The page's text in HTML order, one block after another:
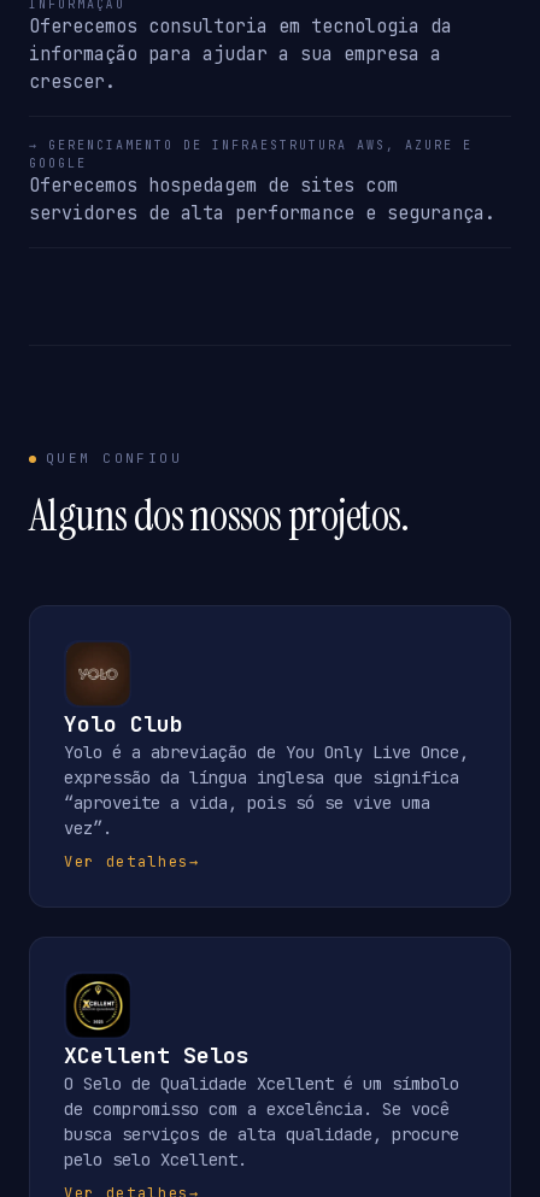
INFORMAÇÃO
Oferecemos consultoria em tecnologia da
informação para ajudar a sua empresa a
crescer.
→ GERENCIAMENTO DE INFRAESTRUTURA AWS, AZURE E
GOOGLE
Oferecemos hospedagem de sites com
servidores de alta performance e segurança.
QUEM CONFIOU
Alguns dos nossos projetos.
Yolo Club
Yolo é a abreviação de You Only Live Once,
expressão da língua inglesa que significa
“aproveite a vida, pois só se vive uma
vez”.
Ver detalhes→
XCellent Selos
O Selo de Qualidade Xcellent é um símbolo
de compromisso com a excelência. Se você
busca serviços de alta qualidade, procure
pelo selo Xcellent.